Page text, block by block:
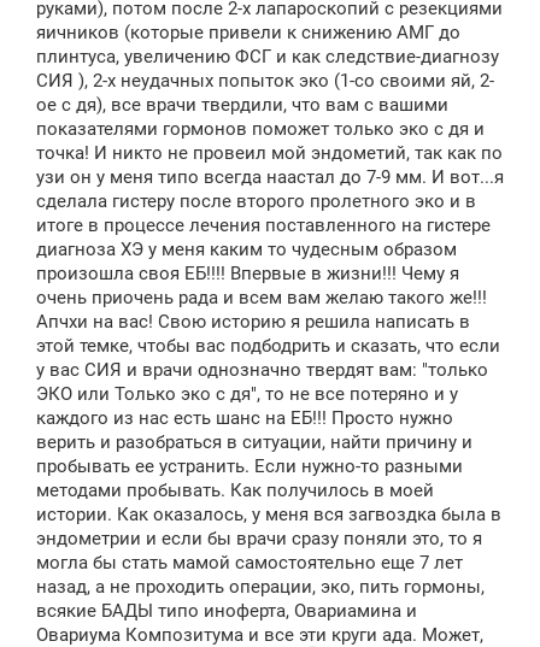
руками), потом после 2-х лапароскопий с резекциями
яичников (которые привели к снижению АМГ до
плинтуса, увеличению ФСГ и как следствие-диагнозу
СИЯ ), 2-х неудачных попыток эко (1-со своими яй, 2-
ое с дя), все врачи твердили, что вам с вашими
показателями гормонов поможет только эко с дя и
точка! И никто не провеил мой эндометий, так как по
узи он у меня типо всегда наастал до 7-9 мм. И вот...я
сделала гистеру после второго пролетного эко и в
итоге в процессе лечения поставленного на гистере
диагноза ХЭ у меня каким то чудесным образом
произошла своя ЕБ!!!! Впервые в жизни!!! Чему я
очень приочень рада и всем вам желаю такого же!!!
Апчхи на вас! Свою историю я решила написать в
этой темке, чтобы вас подбодрить и сказать, что если
у вас СИЯ и врачи однозначно твердят вам: "только
ЭКО или Только эко с дя", то не все потеряно и у
каждого из нас есть шанс на ЕБ!!! Просто нужно
верить и разобраться в ситуации, найти причину и
пробывать ее устранить. Если нужно-то разными
методами пробывать. Как получилось в моей
истории. Как оказалось, у меня вся загвоздка была в
эндометрии и если бы врачи сразу поняли это, то я
могла бы стать мамой самостоятельно еще 7 лет
назад, а не проходить операции, эко, пить гормоны,
всякие БАДЫ типо иноферта, Овариамина и
Овариума Композитума и все эти круги ада. Может,